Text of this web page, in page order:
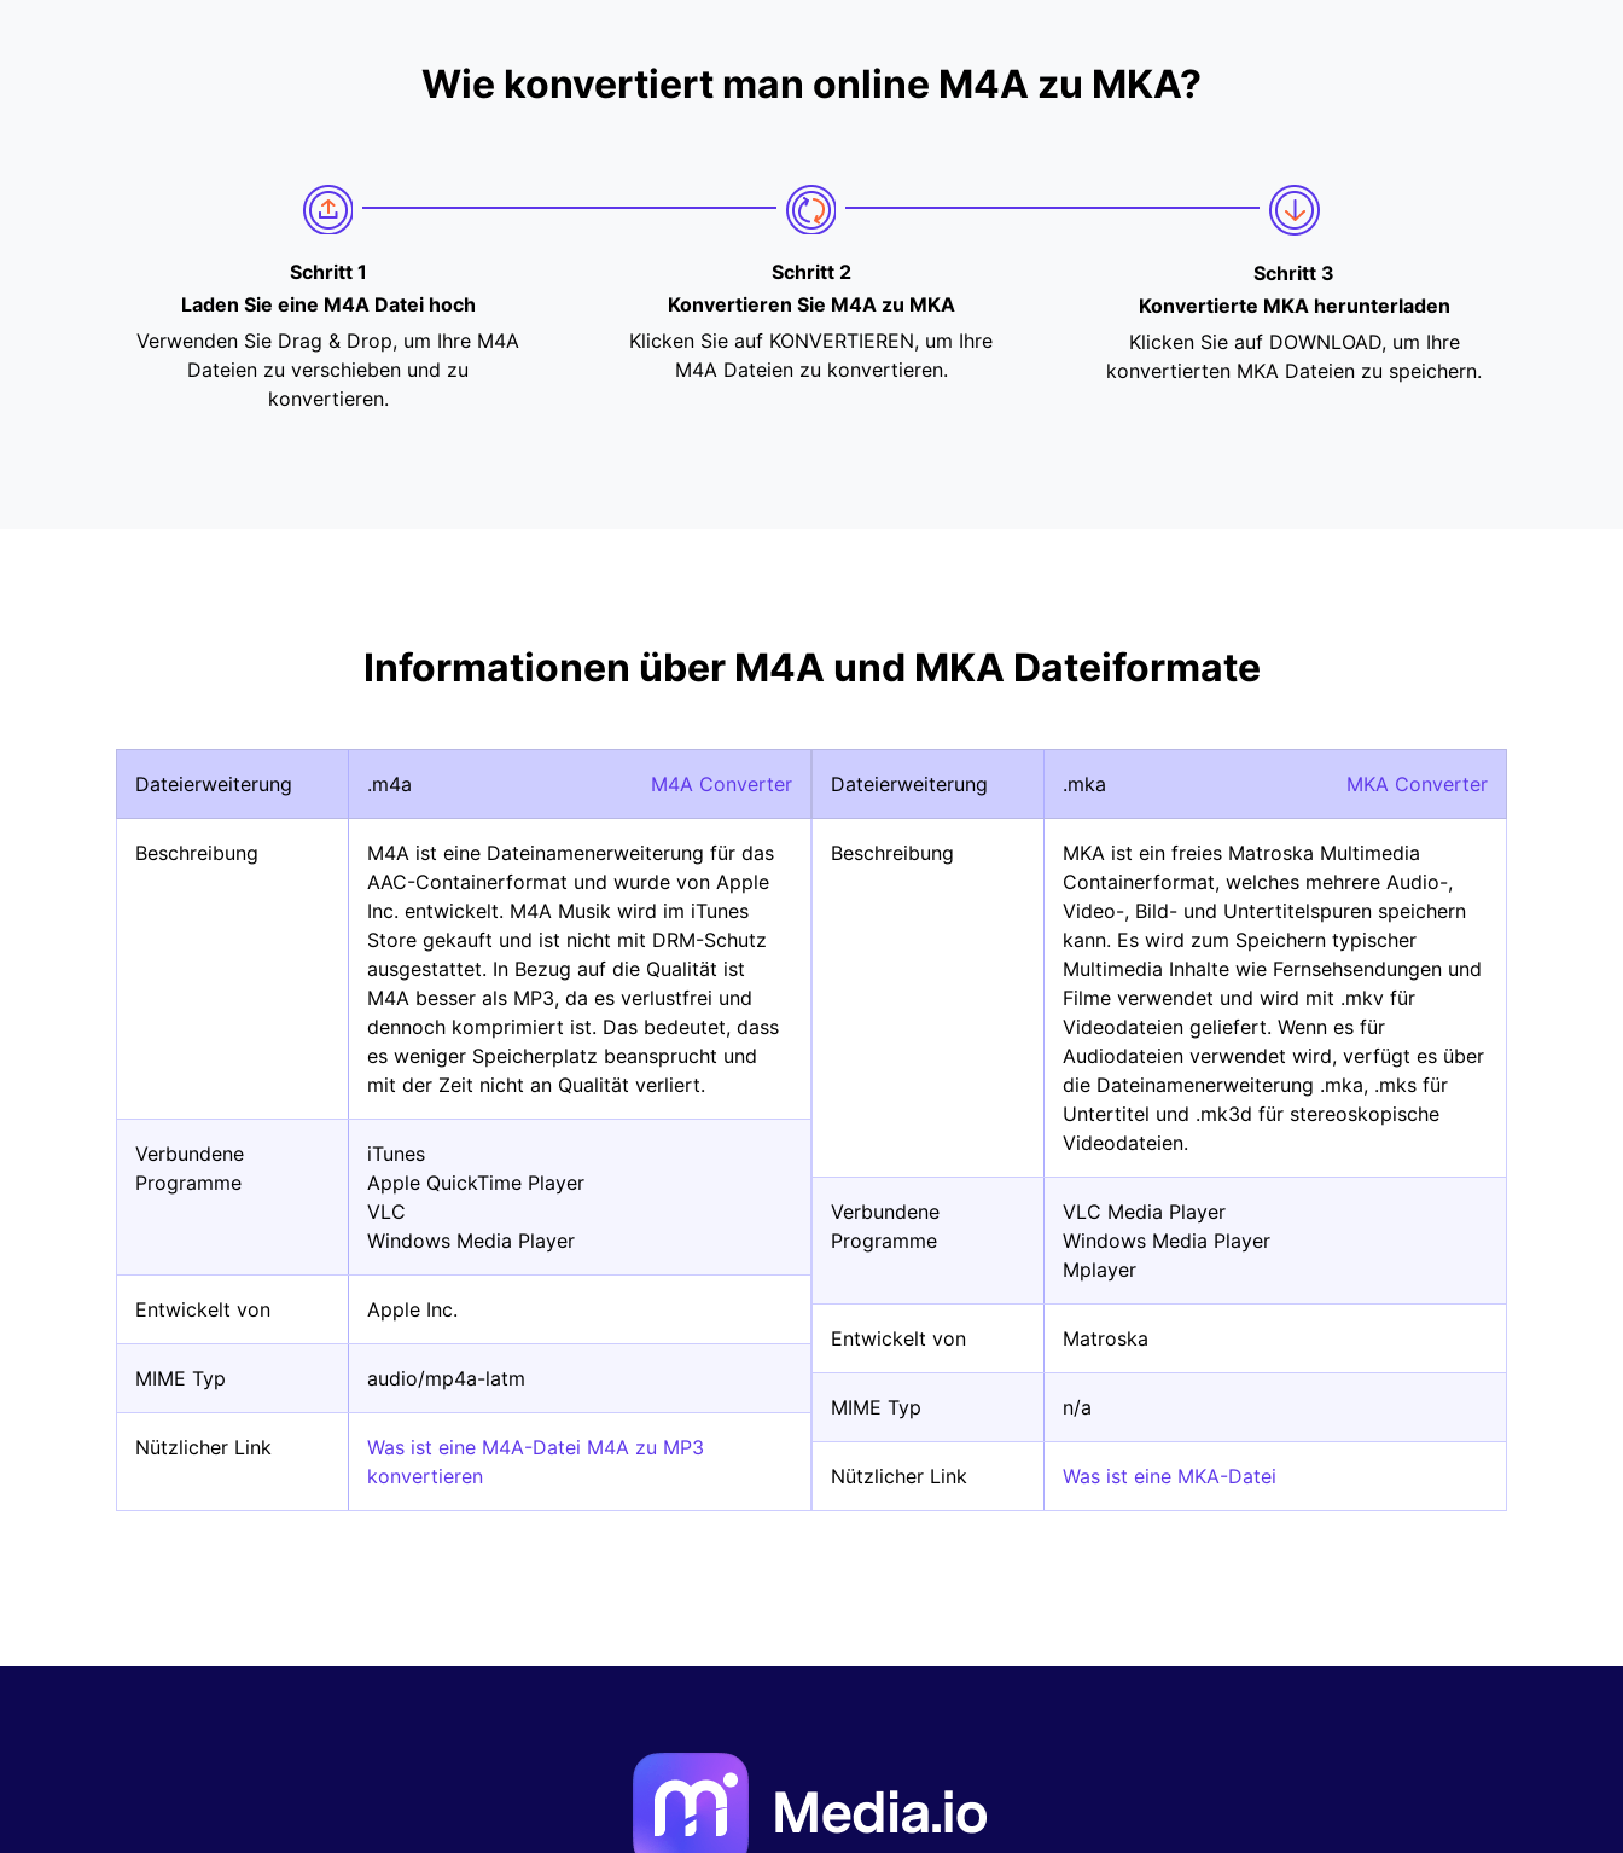
Wie konvertiert man online M4A zu MKA?
Schritt 1
Laden Sie eine M4A Datei hoch
Verwenden Sie Drag & Drop, um Ihre M4A
Dateien zu verschieben und zu
konvertieren.
Schritt 2
Konvertieren Sie M4A zu MKA
Klicken Sie auf KONVERTIEREN, um Ihre
M4A Dateien zu konvertieren.
Schritt 3
Konvertierte MKA herunterladen
Klicken Sie auf DOWNLOAD, um Ihre
konvertierten MKA Dateien zu speichern.
Informationen über M4A und MKA Dateiformate
Dateierweiterung .m4a M4A Converter
Beschreibung
M4A ist eine Dateinamenerweiterung für das
AAC-Containerformat und wurde von Apple
Inc. entwickelt. M4A Musik wird im iTunes
Store gekauft und ist nicht mit DRM-Schutz
ausgestattet. In Bezug auf die Qualität ist
M4A besser als MP3, da es verlustfrei und
dennoch komprimiert ist. Das bedeutet, dass
es weniger Speicherplatz beansprucht und
mit der Zeit nicht an Qualität verliert.
Verbundene
Programme
iTunes
Apple QuickTime Player
VLC
Windows Media Player
Entwickelt von Apple Inc.
MIME Typ audio/mp4a-latm
Nützlicher Link
Was ist eine M4A-Datei M4A zu MP3
konvertieren
Dateierweiterung .mka MKA Converter
Beschreibung
MKA ist ein freies Matroska Multimedia
Containerformat, welches mehrere Audio-,
Video-, Bild- und Untertitelspuren speichern
kann. Es wird zum Speichern typischer
Multimedia Inhalte wie Fernsehsendungen und
Filme verwendet und wird mit .mkv für
Videodateien geliefert. Wenn es für
Audiodateien verwendet wird, verfügt es über
die Dateinamenerweiterung .mka, .mks für
Untertitel und .mk3d für stereoskopische
Videodateien.
Verbundene
Programme
VLC Media Player
Windows Media Player
Mplayer
Entwickelt von Matroska
MIME Typ n/a
Nützlicher Link Was ist eine MKA-Datei